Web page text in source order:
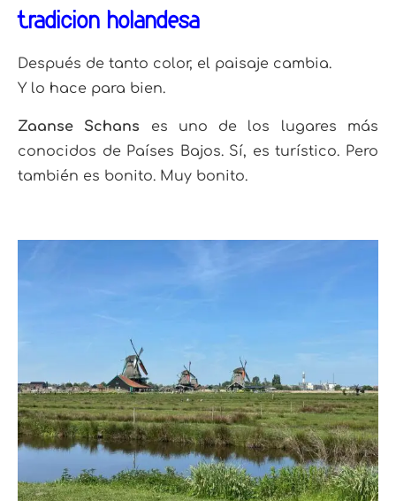
tradición holandesa
Después de tanto color, el paisaje cambia.
Y lo hace para bien.
Zaanse Schans es uno de los lugares más
conocidos de Países Bajos. Sí, es turístico. Pero
también es bonito. Muy bonito.